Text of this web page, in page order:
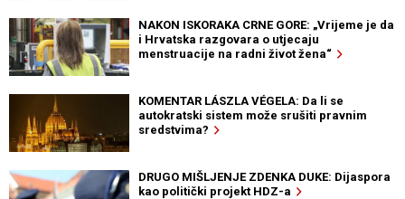
NAKON ISKORAKA CRNE GORE: „Vrijeme je da
i Hrvatska razgovara o utjecaju
menstruacije na radni život žena“
KOMENTAR LÁSZLA VÉGELA: Da li se
autokratski sistem može srušiti pravnim
sredstvima?
DRUGO MIŠLJENJE ZDENKA DUKE: Dijaspora
kao politički projekt HDZ-a